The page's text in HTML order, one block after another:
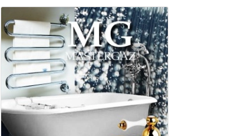
Устраним протечку от 700 грн
(материалы до Ø 32 мм включены).
Мастер приедет в согласованный 30-
минутный интервал, выдаст гарантию 24
месяца.